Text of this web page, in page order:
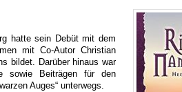
hatte sein Debüt mit dem
mit Co-Autor Christian
bildet. Darüber hinaus war
sowie Beiträgen für den
Auges“ unterwegs.